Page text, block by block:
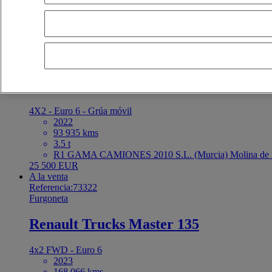
últimas ofertas primeras ofertas primera matriculación - descendente
A la venta
4X2 - Euro 6 - Grúa móvil
2022
93 935 kms
3.5 t
R1 GAMA CAMIONES 2010 S.L. (Murcia) Molina de
25 500 EUR
A la venta
Referencia:73322
Furgoneta
Renault Trucks Master 135
4x2 FWD - Euro 6
2023